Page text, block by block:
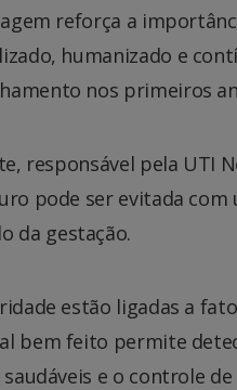
reforça a
humanizado e
nos primeiros
responsável pela UTI
pode ser evitada com
da gestação.
estão ligadas a
bem feito permite
e o controle